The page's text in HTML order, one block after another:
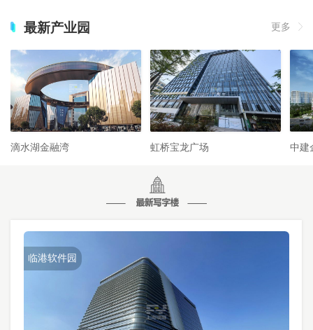
最新产业园 更多
滴水湖金融湾 虹桥宝龙广场 中建
临港软件园